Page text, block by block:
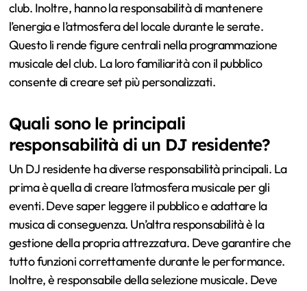
club. Inoltre, hanno la responsabilità di mantenere
l’energia e l’atmosfera del locale durante le serate.
Questo li rende figure centrali nella programmazione
musicale del club. La loro familiarità con il pubblico
consente di creare set più personalizzati.
Quali sono le principali
responsabilità di un DJ residente?
Un DJ residente ha diverse responsabilità principali. La
prima è quella di creare l’atmosfera musicale per gli
eventi. Deve saper leggere il pubblico e adattare la
musica di conseguenza. Un’altra responsabilità è la
gestione della propria attrezzatura. Deve garantire che
tutto funzioni correttamente durante le performance.
Inoltre, è responsabile della selezione musicale. Deve